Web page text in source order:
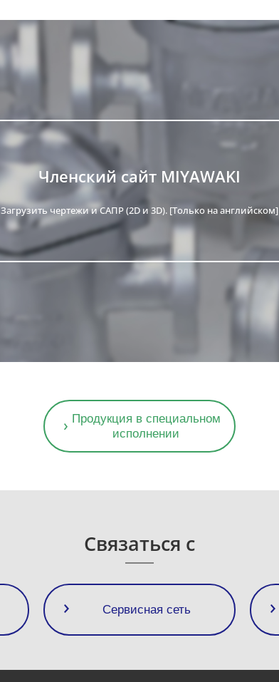
Членский сайт MIYAWAKI
Загрузить чертежи и САПР (2D и 3D). [Только на английском]
Продукция в специальном
исполнении
Связаться с
Сервисная сеть